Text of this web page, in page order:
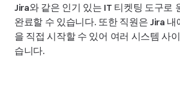
Jira와 같은 인기 있는 IT 티켓팅 도구로
완료할 수 있습니다. 또한 직원은 Jira 내
을 직접 시작할 수 있어 여러 시스템 사
습니다.